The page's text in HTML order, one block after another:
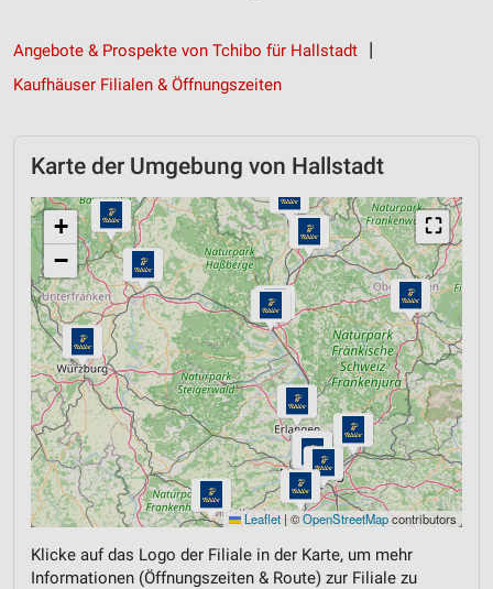
Angebote & Prospekte von Tchibo für Hallstadt
Kaufhäuser Filialen & Öffnungszeiten
Karte der Umgebung von Hallstadt
⛶
+
−
Leaflet | ©OpenStreetMapcontributors
Klicke auf das Logo der Filiale in der Karte, um mehr
Informationen (Öffnungszeiten & Route) zur Filiale zu